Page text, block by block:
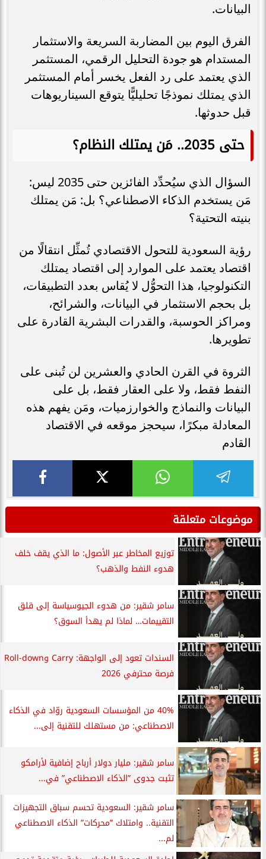
البيانات.
الفرق اليوم بين المضاربة السريعة والاستثمار
المستدام هو جودة التحليل الرقمي، المستثمر
الذي يعتمد على رد الفعل يخسر أمام المستثمر
الذي يمتلك نموذجًا تحليليًّا يتوقع السيناريوهات
قبل حدوثها.
حتى 2035.. مَن يمتلك النظام؟
السؤال الذي سيُحدِّد الفائزين حتى 2035 ليس:
مَن يستخدم الذكاء الاصطناعي؟ بل: مَن يمتلك
بنيته التحتية؟
رؤية السعودية للتحول الاقتصادي تُمثِّل انتقالًا من
اقتصاد يعتمد على الموارد إلى اقتصاد يمتلك
التكنولوجيا، هذا التحوُّل لا يُقاس بعدد التطبيقات،
بل بحجم الاستثمار في البيانات، والشرائح،
ومراكز الحوسبة، والقدرات البشرية القادرة على
تطويرها.
الثروة في القرن الحادي والعشرين لن تُبنى على
النفط فقط، ولا على العقار فقط، بل على
البيانات والنماذج والخوارزميات، ومَن يفهم هذه
المعادلة مبكرًا، سيحجز موقعه في الاقتصاد
القادم
موضوعات متعلقة
توزيع المخاطر عبر الأصول: ما الذي يقف خلف
هدوء النفط والذهب؟
سامر شقير: من هدوء الجيوسياسة إلى قلق
التقييمات… لماذا لم يهدأ السوق؟
السندات تعود إلى الواجهة: Carry وRoll-down
فرصة محترفي 2026
40% من المؤسسات السعودية روّاد في الذكاء
الاصطناعي: من مستهلك للتقنية إلى...
سامر شقير: مليار دولار أرباح إضافية لأرامكو
تثبت جدوى ”الذكاء الاصطناعي” في...
سامر شقير: السعودية تحسم سباق التجهيزات
التقنية.. وامتلاك ”محركات” الذكاء الاصطناعي
لم...